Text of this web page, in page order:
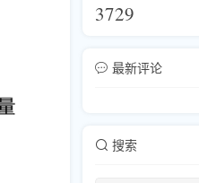
3729
最新评论
搜索